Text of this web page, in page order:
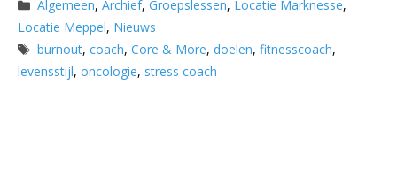
Algemeen,Archief,Groepslessen, Locatie Marknesse,
Locatie Meppel, Nieuws
Tags
burnout,coach,Core & More,doelen,fitnesscoach,
levensstijl, oncologie, stress coach